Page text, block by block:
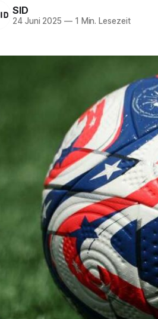
SID
24 Juni 2025 —1 Min. Lesezeit